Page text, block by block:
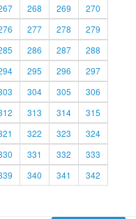
268 269
270
277 278
279
286 287
288
295 296
297
304 305
306
313 314
315
322 323
324
331 332
333
340 341
342